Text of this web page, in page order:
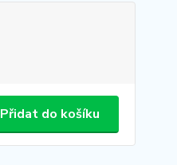
Přidat do košíku